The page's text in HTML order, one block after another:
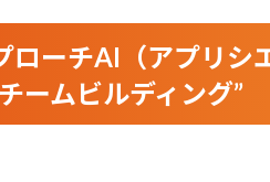
ーチAI（アプリシ
ームビルディング”